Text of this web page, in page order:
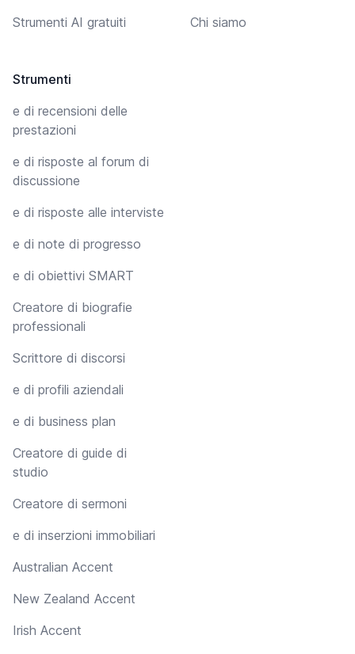
Strumenti AI gratuiti
Strumenti
e di recensioni delle
prestazioni
e di risposte al forum di
discussione
e di risposte alle interviste
e di note di progresso
e di obiettivi SMART
Creatore di biografie
professionali
Scrittore di discorsi
e di profili aziendali
e di business plan
Creatore di guide di
studio
Creatore di sermoni
e di inserzioni immobiliari
Australian Accent
New Zealand Accent
Irish Accent
Chi siamo